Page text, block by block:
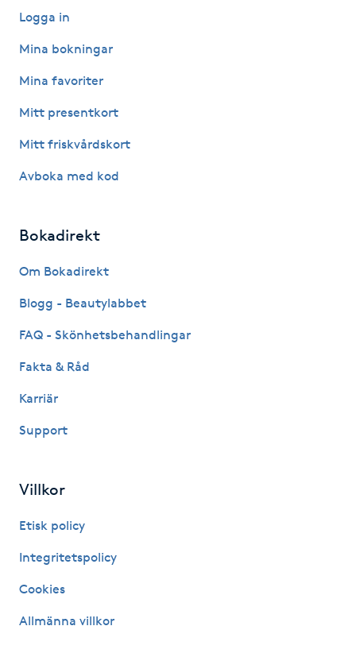
Huduppstramning
Hyaluronsyra
Hårborttagning
Hårförlängning
Hårvård
Hälsa
Hälsprickor
Idrottsmassage
Logga in
Mina bokningar
Mina favoriter
Mitt presentkort
Mitt friskvårdskort
Avboka med kod
Bokadirekt
Om Bokadirekt
Blogg - Beautylabbet
FAQ - Skönhetsbehandlingar
Fakta & Råd
Karriär
Support
Villkor
Etisk policy
Integritetspolicy
Cookies
Allmänna villkor